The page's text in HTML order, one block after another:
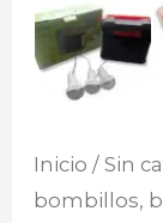
Inicio / Sin
bombillos,